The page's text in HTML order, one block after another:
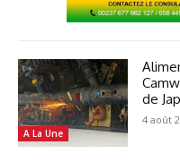
A La Une
de
4 août